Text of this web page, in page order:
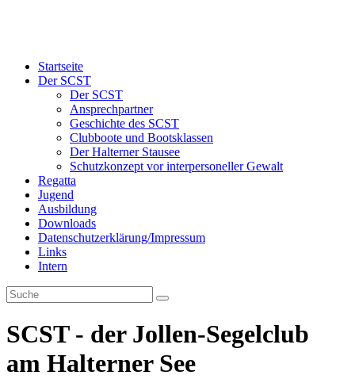
Startseite
Der SCST
Der SCST
Ansprechpartner
Geschichte des SCST
Clubboote und Bootsklassen
Der Halterner Stausee
Schutzkonzept vor interpersoneller Gewalt
Regatta
Jugend
Ausbildung
Downloads
Datenschutzerklärung/Impressum
Links
Intern
SCST - der Jollen-Segelclub
am Halterner See